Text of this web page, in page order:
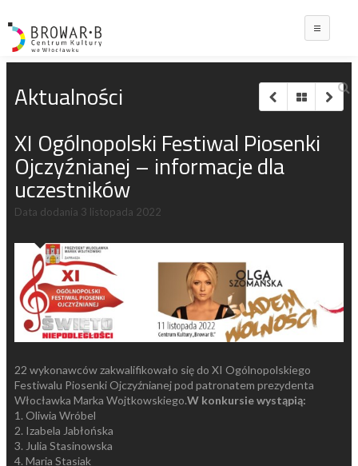
Aktualności
XI Ogólnopolski Festiwal Piosenki
Ojczyźnianej – informacje dla
uczestników
Data dodania 3 listopada 2022
22 wykonawców zakwalifikowało się do XI Ogólnopolskiego
Festiwalu Piosenki Ojczyźnianej pod patronatem prezydenta
Włocławka Marka Wojtkowskiego.W konkursie wystąpią:
1. Oliwia Wróbel
2. Izabela Jabłońska
3. Julia Stasinowska
4. Maria Stasiak